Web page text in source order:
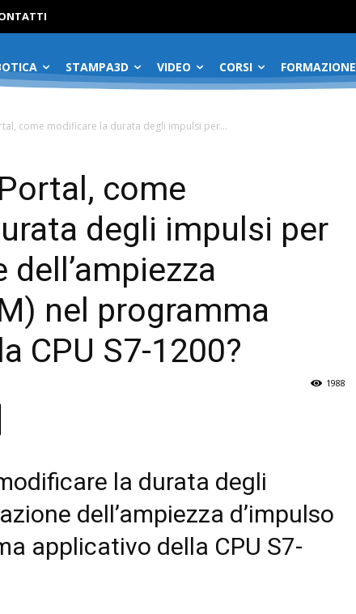
STAMPA3D VIDEO CORSI FORMAZIONE
come modificare la durata degli impulsi per...
come
degli impulsi per
dell’ampiezza
nel programma
CPU S7-1200?
1988
la durata degli
dell’ampiezza d’impulso
applicativo della CPU S7-